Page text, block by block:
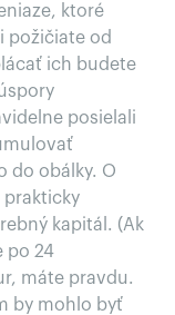
ktoré
požičiate od
ich budete
posielali
do obálky. O
prakticky
kapitál. (Ak
po 24
máte pravdu.
by mohlo byť